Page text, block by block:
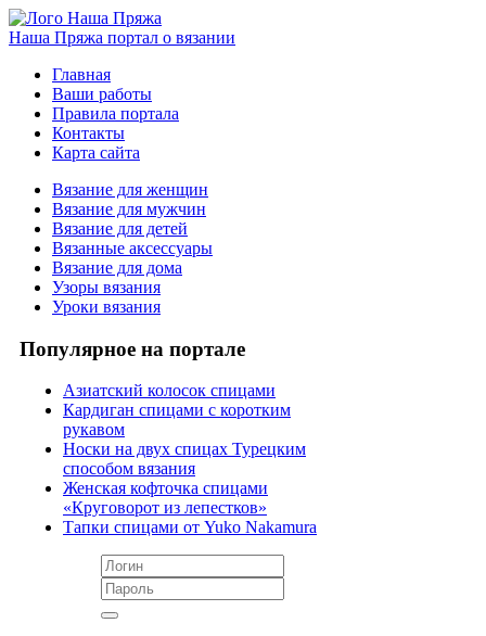
Наша Пряжа портал о вязании
Главная
Ваши работы
Правила портала
Контакты
Карта сайта
Вязание для женщин
Вязание для мужчин
Вязание для детей
Вязанные аксессуары
Вязание для дома
Узоры вязания
Уроки вязания
Популярное на портале
Азиатский колосок спицами
Кардиган спицами с коротким
рукавом
Носки на двух спицах Турецким
способом вязания
Женская кофточка спицами
«Круговорот из лепестков»
Тапки спицами от Yuko Nakamura